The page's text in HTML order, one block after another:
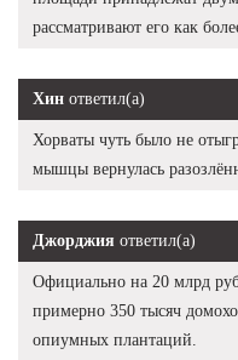
рассматривают его как
Хин ответил(а)
Хорваты чуть было не
мышцы вернулась
Джорджия ответил(а)
Официально на 20 млрд
примерно 350 тысяч
опиумных плантаций.